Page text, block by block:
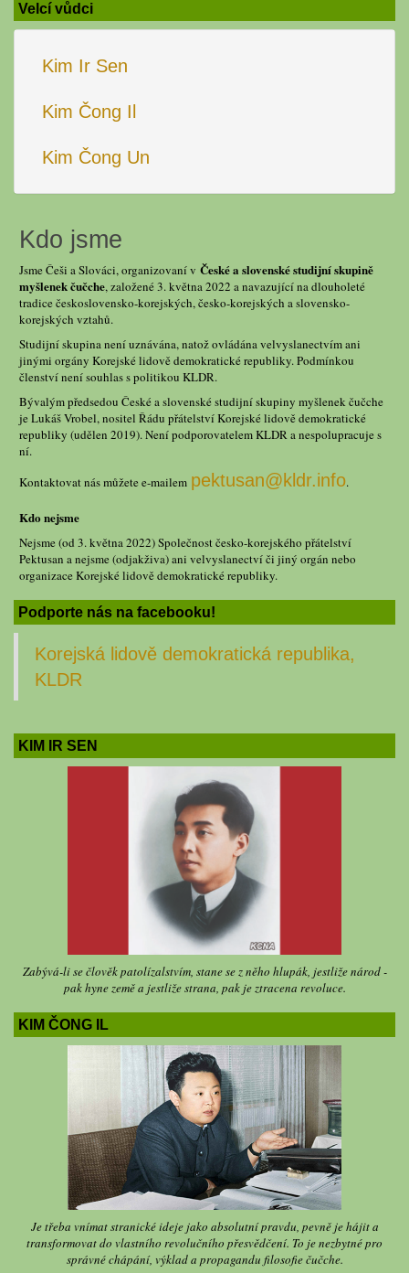
Velcí vůdci
Kim Ir Sen
Kim Čong Il
Kim Čong Un
Kdo jsme
Jsme Češi a Slováci, organizovaní v České a slovenské studijní skupině
myšlenek čučche, založené 3. května 2022 a navazující na dlouholeté
tradice československo-korejských, česko-korejských a slovensko-
korejských vztahů.
Studijní skupina není uznávána, natož ovládána velvyslanectvím ani
jinými orgány Korejské lidově demokratické republiky. Podmínkou
členství není souhlas s politikou KLDR.
Bývalým předsedou České a slovenské studijní skupiny myšlenek čučche
je Lukáš Vrobel, nositel Řádu přátelství Korejské lidově demokratické
republiky (udělen 2019). Není podporovatelem KLDR a nespolupracuje s
ní.
Kontaktovat nás můžete e-mailem pektusan@kldr.info.
Kdo nejsme
Nejsme (od 3. května 2022) Společnost česko-korejského přátelství
Pektusan a nejsme (odjakživa) ani velvyslanectví či jiný orgán nebo
organizace Korejské lidově demokratické republiky.
Podporte nás na facebooku!
Korejská lidově demokratická republika,
KLDR
KIM IR SEN
Zabývá-li se člověk patolízalstvím, stane se z něho hlupák, jestliže národ -
pak hyne země a jestliže strana, pak je ztracena revoluce.
KIM ČONG IL
Je třeba vnímat stranické ideje jako absolutní pravdu, pevně je hájit a
transformovat do vlastního revolučního přesvědčení. To je nezbytné pro
správné chápání, výklad a propagandu filosofie čučche.